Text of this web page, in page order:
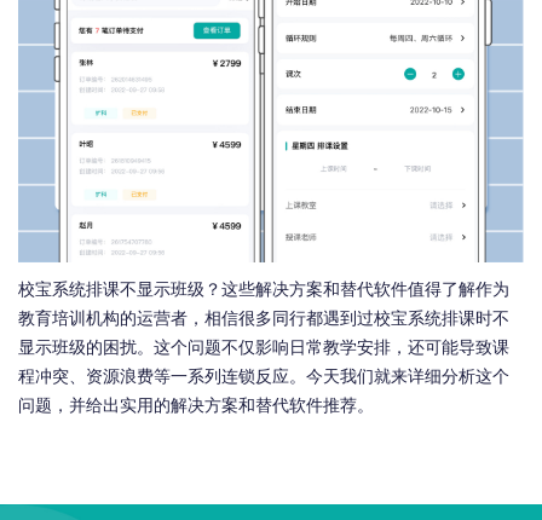
校宝系统排课不显示班级？这些解决方案和替代软件值得了解作为
教育培训机构的运营者，相信很多同行都遇到过校宝系统排课时不
显示班级的困扰。这个问题不仅影响日常教学安排，还可能导致课
程冲突、资源浪费等一系列连锁反应。今天我们就来详细分析这个
问题，并给出实用的解决方案和替代软件推荐。